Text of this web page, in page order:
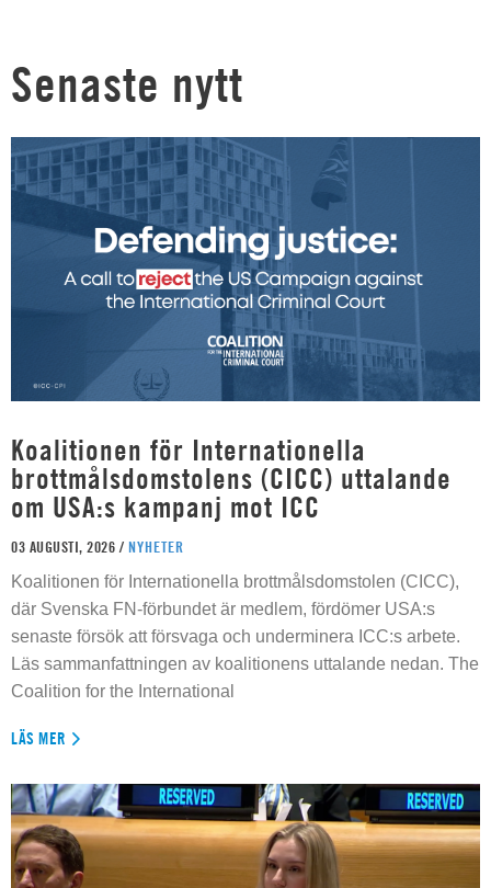
Senaste nytt
Koalitionen för Internationella
brottmålsdomstolens (CICC) uttalande
om USA:s kampanj mot ICC
03 AUGUSTI, 2026 / NYHETER
Koalitionen för Internationella brottmålsdomstolen (CICC),
där Svenska FN-förbundet är medlem, fördömer USA:s
senaste försök att försvaga och underminera ICC:s arbete.
Läs sammanfattningen av koalitionens uttalande nedan. The
Coalition for the International
LÄS MER